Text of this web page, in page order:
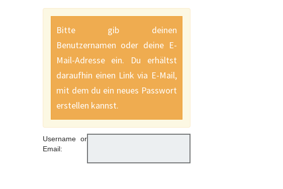
Bitte gib deinen
Benutzernamen oder deine E-
Mail-Adresse ein. Du erhältst
daraufhin einen Link via E-Mail,
mit dem du ein neues Passwort
erstellen kannst.
Username or
Email: